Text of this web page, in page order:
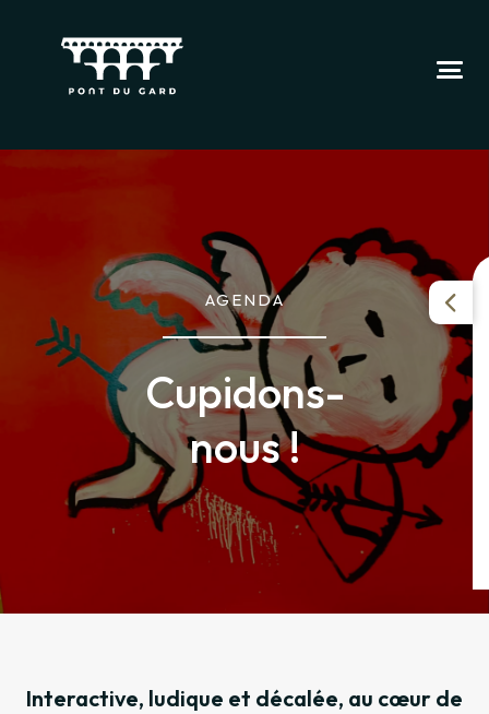
AGENDA
Cupidons-
nous !
Interactive, ludique et décalée, au cœur de